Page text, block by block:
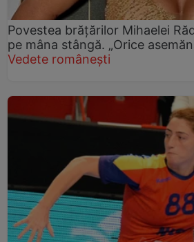
Povestea brățărilor Mihaelei
pe mâna stângă. „Orice
Vedete românești